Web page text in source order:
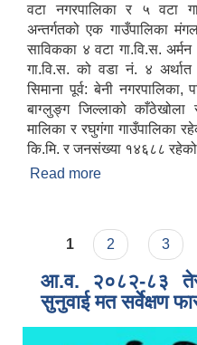
वटा नगरपालिका र ५ वटा
अन्तर्गतको एक गाउँपालिका
साविकका ४ वटा गा.वि.स.
गा.वि.स. को वडा नं. ४
सिमाना पूर्व: बेनी नगरपालिका,
बाग्लुङ्ग जिल्लाको काँठेखोला
मालिका र रघुगंगा गाउँपालिका
कि.मि. र जनसंख्या १४६८८
Read more
Pages
1 2 3
आ.व. २०८२-८३
सुनुवाई मत सर्वेक्षण